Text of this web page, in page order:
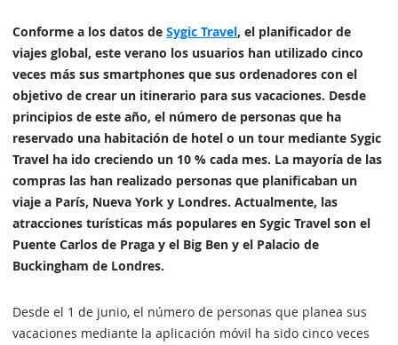
Conforme a los datos de Sygic Travel, el planificador de
viajes global, este verano los usuarios han utilizado cinco
veces más sus smartphones que sus ordenadores con el
objetivo de crear un itinerario para sus vacaciones. Desde
principios de este año, el número de personas que ha
reservado una habitación de hotel o un tour mediante Sygic
Travel ha ido creciendo un 10 % cada mes. La mayoría de las
compras las han realizado personas que planificaban un
viaje a París, Nueva York y Londres. Actualmente, las
atracciones turísticas más populares en Sygic Travel son el
Puente Carlos de Praga y el Big Ben y el Palacio de
Buckingham de Londres.
Desde el 1 de junio, el número de personas que planea sus
vacaciones mediante la aplicación móvil ha sido cinco veces